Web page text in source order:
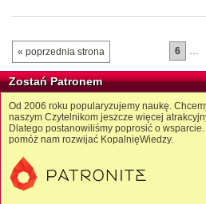
« poprzednia strona 6 …
Zostań Patronem
Od 2006 roku popularyzujemy naukę.
naszym Czytelnikom jeszcze więcej
Dlatego postanowiliśmy poprosić o
pomóż nam rozwijać KopalnięWiedzy.